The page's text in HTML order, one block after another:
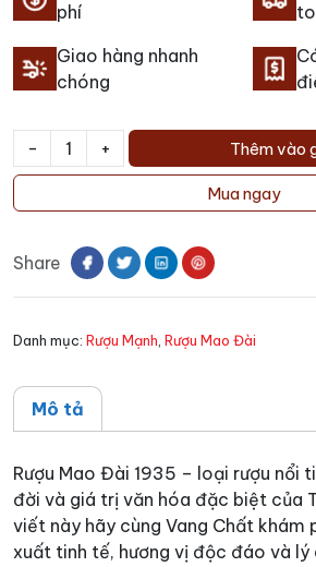
phí
Giao hàng nhanh
chóng
-
Rượu
Đài
số
+ Thêm vào
Mua ngay
Share
Danh mục: Rượu Mạnh, Rượu Mao Đài
Mô tả
Rượu Mao Đài 1935 – loại rượu nổi
đời và giá trị văn hóa đặc biệt của
viết này hãy cùng Vang Chất khám
xuất tinh tế, hương vị độc đáo và